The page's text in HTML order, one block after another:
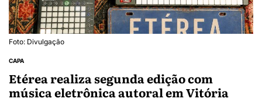
Foto: Divulgação
CAPA
Etérea realiza segunda edição com
música eletrônica autoral em Vitória